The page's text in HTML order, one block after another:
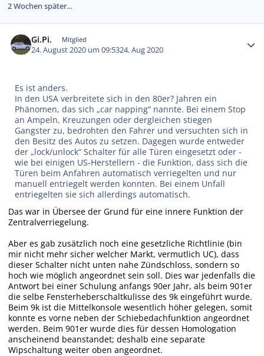
2 Wochen später...
Gi.Pi. Mitglied
24. August 2020 um 09:5324. Aug 2020
Es ist anders.
In den USA verbreitete sich in den 80er? Jahren ein
Phänomen, das sich „car napping“ nannte. Bei einem Stop
an Ampeln, Kreuzungen oder dergleichen stiegen
Gangster zu, bedrohten den Fahrer und versuchten sich in
den Besitz des Autos zu setzen. Dagegen wurde entweder
der „lock/unlock“ Schalter für alle Türen eingesetzt oder -
wie bei einigen US-Herstellern - die Funktion, dass sich die
Türen beim Anfahren automatisch verriegelten und nur
manuell entriegelt werden konnten. Bei einem Unfall
entriegelten sie sich allerdings automatisch.
Das war in Übersee der Grund für eine innere Funktion der
Zentralverriegelung.
Aber es gab zusätzlich noch eine gesetzliche Richtlinie (bin
mir nicht mehr sicher welcher Markt, vermutlich UC), dass
dieser Schalter nicht unten nahe Zündschloss, sondern so
hoch wie möglich angeordnet sein soll. Dies war jedenfalls die
Antwort bei einer Schulung anfangs 90er Jahr, als beim 901er
die selbe Fensterheberschaltkulisse des 9k eingeführt wurde.
Beim 9k ist die Mittelkonsole wesentlich höher gelegen, somit
konnte es vorne neben der Schiebedachfunktion angeordnet
werden. Beim 901er wurde dies für dessen Homologation
anscheinend beanstandet; deshalb eine separate
Wipschaltung weiter oben angeordnet.